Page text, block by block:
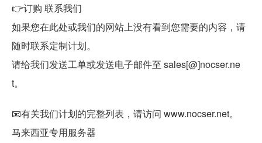
👉订购 联系我们
如果您在此处或我们的网站上没有看到您需要的内容，请
随时联系定制计划。
请给我们发送工单或发送电子邮件至 sales[@]nocser.ne
t。
📧有关我们计划的完整列表，请访问 www.nocser.net。
马来西亚专用服务器